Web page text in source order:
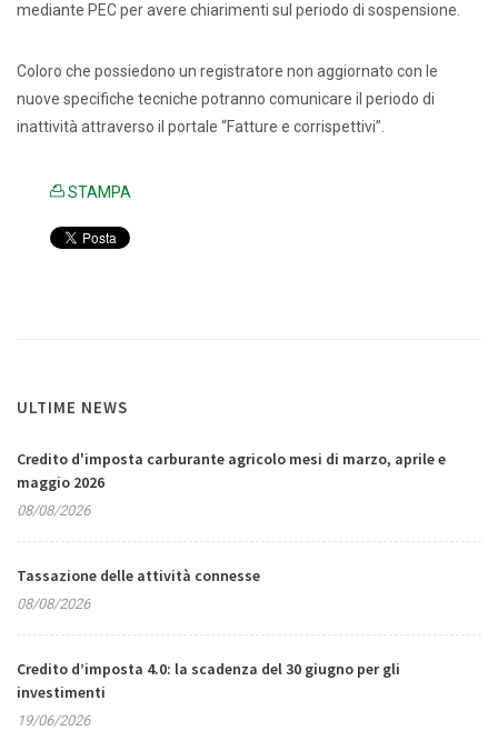
mediante PEC per avere chiarimenti sul periodo di sospensione.
Coloro che possiedono un registratore non aggiornato con le
nuove specifiche tecniche potranno comunicare il periodo di
inattività attraverso il portale “Fatture e corrispettivi”.
STAMPA
ULTIME NEWS
Credito d'imposta carburante agricolo mesi di marzo, aprile e
maggio 2026
08/08/2026
Tassazione delle attività connesse
08/08/2026
Credito d’imposta 4.0: la scadenza del 30 giugno per gli
investimenti
19/06/2026